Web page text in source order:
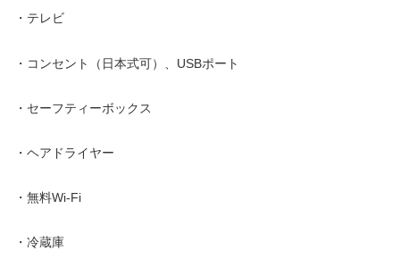
・テレビ
・コンセント（日本式可）、USBポート
・セーフティーボックス
・ヘアドライヤー
・無料Wi-Fi
・冷蔵庫